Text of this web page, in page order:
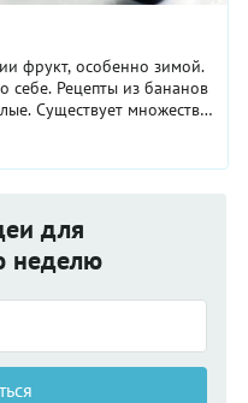
фрукт, особенно зимой.
себе. Рецепты из бананов
Существует множество
для
неделю